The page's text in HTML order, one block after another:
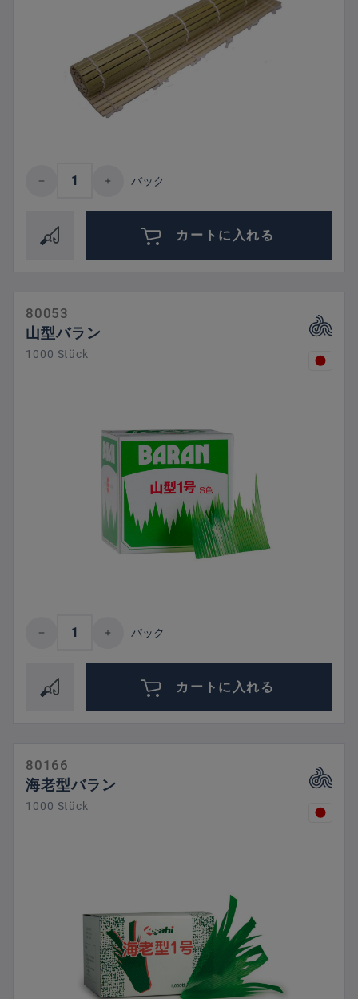
Product Quantity: Enter the desired
バック
カートに入れる
80053
山型バラン
1000 Stück
Product Quantity: Enter the desired
パック
カートに入れる
80166
海老型バラン
1000 Stück